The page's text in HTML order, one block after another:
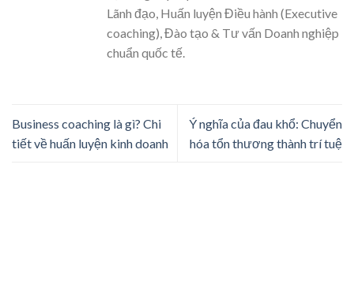
Lãnh đạo, Huấn luyện Điều hành (Executive
coaching), Đào tạo & Tư vấn Doanh nghiệp
chuẩn quốc tế.
Business coaching là gì? Chi
tiết về huấn luyện kinh doanh
Ý nghĩa của đau khổ: Chuyển
hóa tổn thương thành trí tuệ